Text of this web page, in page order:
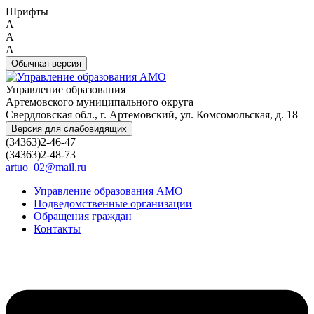
Шрифты
A
A
A
Обычная версия
Управление образования
Артемовского муниципального округа
Свердловская обл., г. Артемовский, ул. Комсомольская, д. 18
Версия для слабовидящих
(34363)2-46-47
(34363)2-48-73
artuo_02@mail.ru
Управление образования АМО
Подведомственные организации
Обращения граждан
Контакты